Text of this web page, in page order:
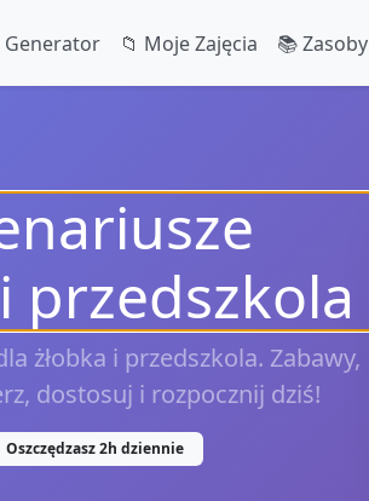
Generator 📁 Moje Zajęcia 📚 Zasoby
przedszkola
żłobka i przedszkola. Zabawy,
dostosuj i rozpocznij dziś!
Oszczędzasz 2h dziennie